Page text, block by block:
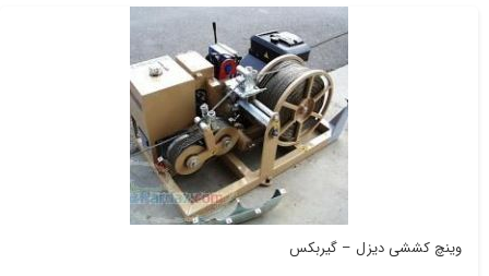
وینچ کششی دیزل – گیربکس